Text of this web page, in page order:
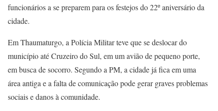
funcionários a se preparem para os festejos do 22º aniversário da
cidade.
Em Thaumaturgo, a Polícia Militar teve que se deslocar do
município até Cruzeiro do Sul, em um avião de pequeno porte,
em busca de socorro. Segundo a PM, a cidade já fica em uma
área antiga e a falta de comunicação pode gerar graves problemas
sociais e danos à comunidade.